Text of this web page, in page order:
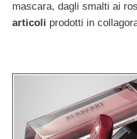
mascara, dagli smalti ai
articoli prodotti in